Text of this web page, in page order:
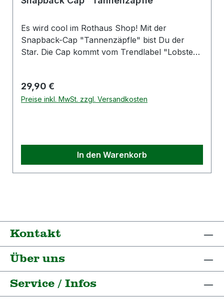
Es wird cool im Rothaus Shop! Mit der
Snapback-Cap "Tannenzäpfle" bist Du der
Star. Die Cap kommt vom Trendlabel "Lobster
Snapback
Regulärer Preis:
29,90 €
Preise inkl. MwSt. zzgl. Versandkosten
In den Warenkorb
Kontakt
Über uns
Service / Infos